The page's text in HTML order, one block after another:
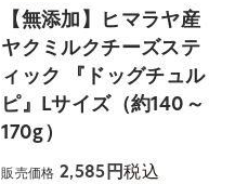
【無添加】ヒマラヤ産
ヤクミルクチーズステ
ィック 『ドッグチュル
ピ』Lサイズ（約140～
170g）
販売価格 2,585 税込